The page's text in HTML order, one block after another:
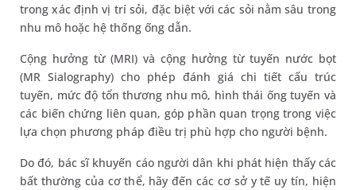
trong xác định vị trí sỏi, đặc biệt với các sỏi nằm sâu trong
nhu mô hoặc hệ thống ống dẫn.
Cộng hưởng từ (MRI) và cộng hưởng từ tuyến nước bọt
(MR Sialography) cho phép đánh giá chi tiết cấu trúc
tuyến, mức độ tổn thương nhu mô, hình thái ống tuyến và
các biến chứng liên quan, góp phần quan trọng trong việc
lựa chọn phương pháp điều trị phù hợp cho người bệnh.
Do đó, bác sĩ khuyến cáo người dân khi phát hiện thấy các
bất thường của cơ thể, hãy đến các cơ sở y tế uy tín, hiện